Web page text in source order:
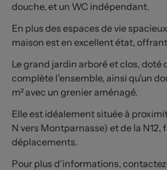
douche, et un WC indépendant.
En plus des espaces de vie
maison est en excellent état,
Le grand jardin arboré et clos, doté
complète l’ensemble, ainsi qu’un
m² avec un grenier aménagé.
Elle est idéalement située à
N vers Montparnasse) et de la N12,
déplacements.
Pour plus d'informations,